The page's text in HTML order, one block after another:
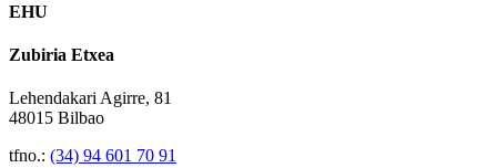
EHU
Zubiria Etxea
Lehendakari Agirre, 81
48015 Bilbao
tfno.: (34) 94 601 70 91